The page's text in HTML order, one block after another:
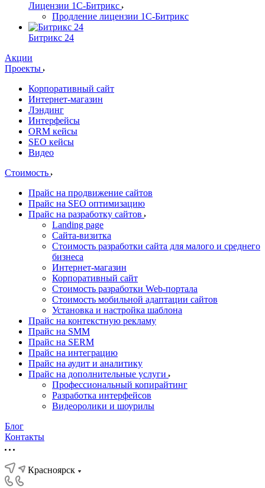
Лицензии 1С-Битрикс
Продление лицензии 1С-Битрикс
Битрикс 24
Акции
Проекты
Корпоративный сайт
Интернет-магазин
Лэндинг
Интерфейсы
ORM кейсы
SEO кейсы
Видео
Стоимость
Прайс на продвижение сайтов
Прайс на SEO оптимизацию
Прайс на разработку сайтов
Landing page
Cайта-визитка
Стоимость разработки сайта для малого и среднего
бизнеса
Интернет-магазин
Корпоративный сайт
Стоимость разработки Web-портала
Стоимость мобильной адаптации сайтов
Установка и настройка шаблона
Прайс на контекстную рекламу
Прайс на SMM
Прайс на SERM
Прайс на интеграцию
Прайс на аудит и аналитику
Прайс на дополнительные услуги
Профессиональный копирайтинг
Разработка интерфейсов
Видеоролики и шоурилы
Блог
Контакты
Красноярск